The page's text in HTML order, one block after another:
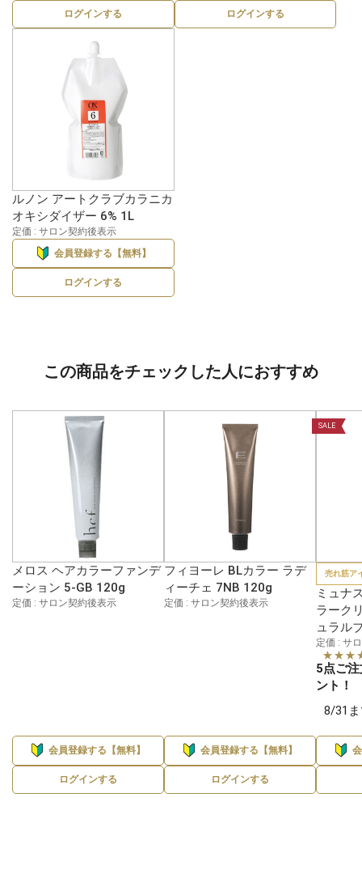
ログインする ログインする
ルノン アートクラブカラニカ
オキシダイザー 6% 1L
定価 : サロン契約後表示
会員登録する【無料】
ログインする
この商品をチェックした人におすすめ
メロス ヘアカラーファンデ
ーション 5-GB 120g
定価 : サロン契約後表示
会員登録する【無料】
ログインする
フィヨーレ BLカラー ラデ
ィーチェ 7NB 120g
定価 : サロン契約後表示
会員登録する【無料】
ログインする
SALE
売れ筋ア
ミュナ
ラーク
ュラル
定価 : サ
5点ご
ント！
8/31